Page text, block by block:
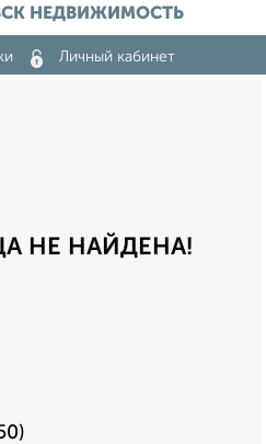
НЕДВИЖИМОСТЬ
Личный кабинет
НЕ НАЙДЕНА!